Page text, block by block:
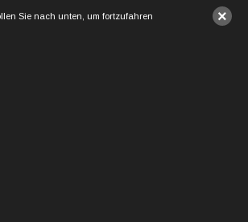
×
Sie nach unten, um fortzufahren